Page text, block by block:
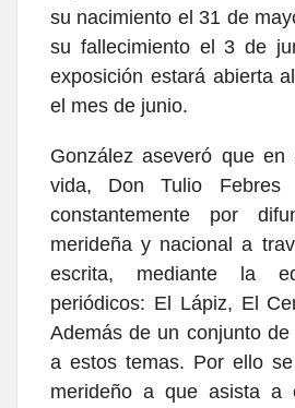
su nacimiento el 31 de
su fallecimiento el 3 de
exposición estará abierta
el mes de junio.
González aseveró que
vida, Don Tulio Febres
constantemente por
merideña y nacional a
escrita, mediante la
periódicos: El Lápiz, El
Además de un conjunto
a estos temas. Por ello
merideño a que asista a